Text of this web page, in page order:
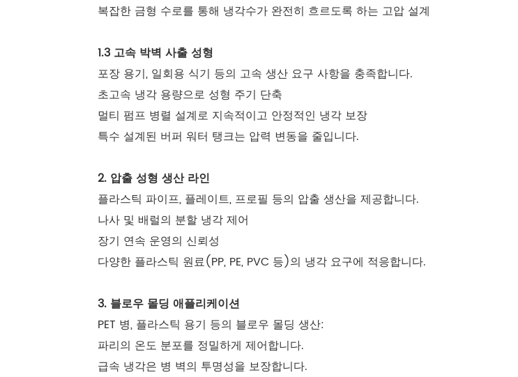
복잡한 금형 수로를 통해 냉각수가 완전히 흐르도록 하는 고압 설계
1.3 고속 박벽 사출 성형
포장 용기, 일회용 식기 등의 고속 생산 요구 사항을 충족합니다.
초고속 냉각 용량으로 성형 주기 단축
멀티 펌프 병렬 설계로 지속적이고 안정적인 냉각 보장
특수 설계된 버퍼 워터 탱크는 압력 변동을 줄입니다.
2. 압출 성형 생산 라인
플라스틱 파이프, 플레이트, 프로필 등의 압출 생산을 제공합니다.
나사 및 배럴의 분할 냉각 제어
장기 연속 운영의 신뢰성
다양한 플라스틱 원료(PP, PE, PVC 등)의 냉각 요구에 적응합니다.
3. 블로우 몰딩 애플리케이션
PET 병, 플라스틱 용기 등의 블로우 몰딩 생산:
파리의 온도 분포를 정밀하게 제어합니다.
급속 냉각은 병 벽의 투명성을 보장합니다.